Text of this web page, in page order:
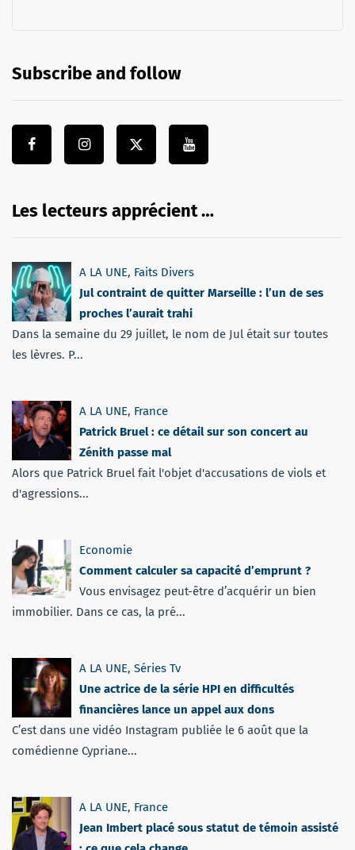
Subscribe and follow
Les lecteurs apprécient …
A LA UNE, Faits Divers
Jul contraint de quitter Marseille : l’un de ses
proches l’aurait trahi
Dans la semaine du 29 juillet, le nom de Jul était sur toutes
les lèvres. P...
A LA UNE, France
Patrick Bruel : ce détail sur son concert au
Zénith passe mal
Alors que Patrick Bruel fait l'objet d'accusations de viols et
d'agressions...
Economie
Comment calculer sa capacité d’emprunt ?
Vous envisagez peut-être d’acquérir un bien
immobilier. Dans ce cas, la pré...
A LA UNE, Séries Tv
Une actrice de la série HPI en difficultés
financières lance un appel aux dons
C’est dans une vidéo Instagram publiée le 6 août que la
comédienne Cypriane...
A LA UNE, France
Jean Imbert placé sous statut de témoin assisté